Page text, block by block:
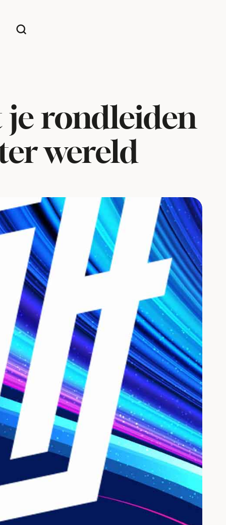
je rondleiden
wereld